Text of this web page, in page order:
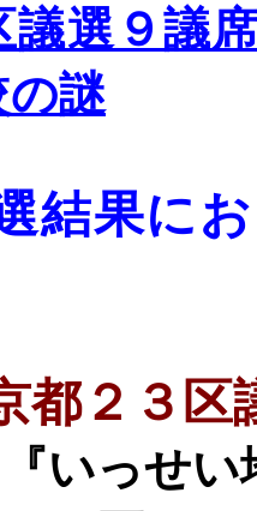
議選９議
の謎
結果に
都２３
いっせ